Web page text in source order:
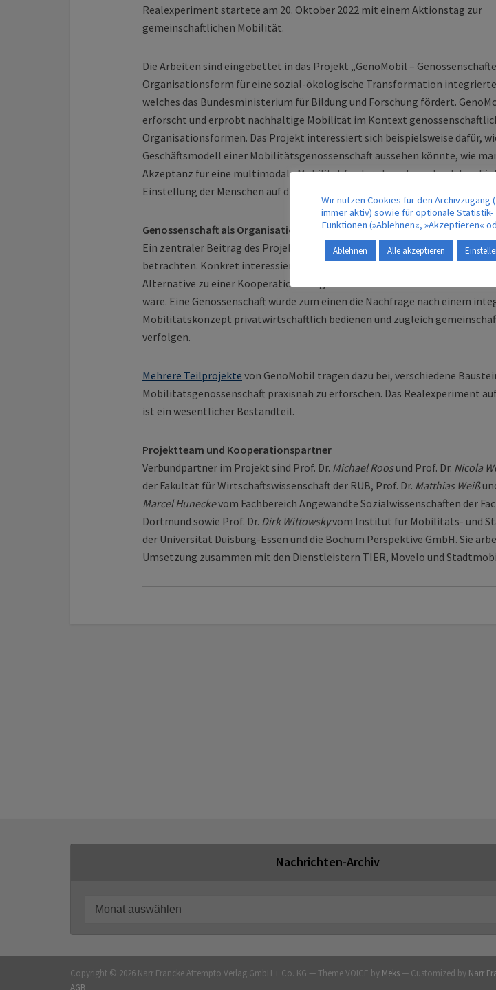
Realexperiment startete am 20. Oktober 2022 mit einem Aktionstag zur
gemeinschaftlichen Mobilität.
Die Arbeiten sind eingebettet in das Projekt „GenoMobil –
Organisationsform für eine sozial-ökologische Transformation
welches das Bundesministerium für Bildung und Forschung fördert.
erforscht und erprobt nachhaltige Mobilität im Kontext
Organisationsformen. Das Projekt interessiert sich beispielsweise dafür,
Geschäftsmodell einer Mobilitätsgenossenschaft aussehen könnte, wie
Akzeptanz für eine multimodale Mobilität fördern könnte und welchen
Einstellung der Menschen auf die Wahl der
Genossenschaft als Organisationsform
Ein zentraler Beitrag des Projekts ist es, Governance-Fragen ganzheitlich
betrachten. Konkret interessiert sich das Team dafür, ob eine
Alternative zu einer Kooperation von gewinnorientierten
wäre. Eine Genossenschaft würde zum einen die Nachfrage nach einem
Mobilitätskonzept privatwirtschaftlich bedienen und zugleich
verfolgen.
Mehrere Teilprojekte von GenoMobil tragen dazu bei, verschiedene
Mobilitäts­genossenschaft praxisnah zu erforschen. Das Realexperiment auf
ist ein wesentlicher Bestandteil.
Projektteam und Kooperationspartner
Verbundpartner im Projekt sind Prof. Dr. Michael Roosund Prof. Dr. Nicola
der Fakultät für Wirtschaftswissenschaft der RUB, Prof. Dr. Matthias Weiß
Marcel Huneckevom Fachbereich Angewandte Sozialwissenschaften der
Dortmund sowie Prof. Dr. Dirk Wittowskyvom Institut für Mobilitäts- und
der Universität Duisburg-Essen und die Bochum Perspektive GmbH. Sie
Umsetzung zusammen mit den Dienstleistern TIER, Movelo und
Nachrichten-Archiv
Copyright © 2026 Narr Francke Attempto Verlag GmbH + Co. KG — Theme VOICE by Meks — Customized by Narr
AGB
Wir nutzen Cookies für den Archivzugang
immer aktiv) sowie für optionale
Funktionen (»Ablehnen«, »Akzeptieren«
Ablehnen Alle akzeptieren